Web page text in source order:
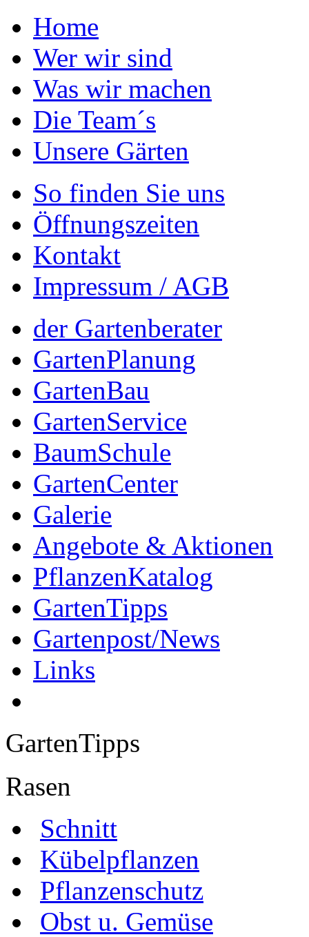
Home
Wer wir sind
Was wir machen
Die Team´s
Unsere Gärten
So finden Sie uns
Öffnungszeiten
Kontakt
Impressum / AGB
der Gartenberater
GartenPlanung
GartenBau
GartenService
BaumSchule
GartenCenter
Galerie
Angebote & Aktionen
PflanzenKatalog
GartenTipps
Gartenpost/News
Links
GartenTipps
Rasen
Schnitt
Kübelpflanzen
Pflanzenschutz
Obst u. Gemüse